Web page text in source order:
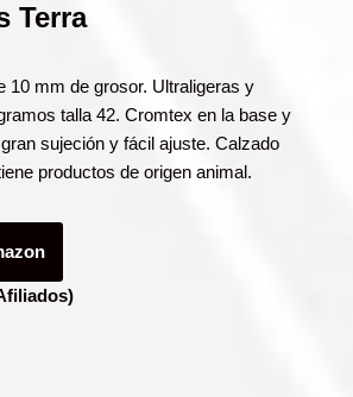
Terra
10 mm de grosor. Ultraligeras y
talla 42. Cromtex en la base y
sujeción y fácil ajuste. Calzado
productos de origen animal.